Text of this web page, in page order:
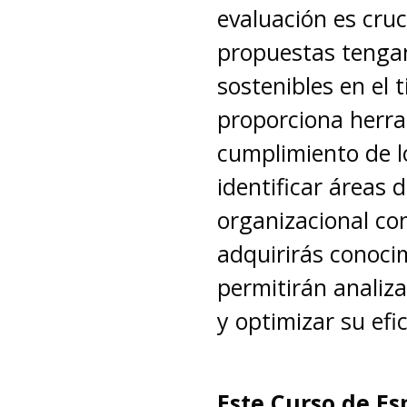
evaluación es
propuestas
sostenibles en el
proporciona
cumplimiento de
identificar áreas
organizacional
adquirirás
permitirán
y optimizar su